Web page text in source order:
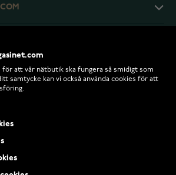
för att vår nätbutik ska fungera så smidigt som
samtycke kan vi också använda cookies för att